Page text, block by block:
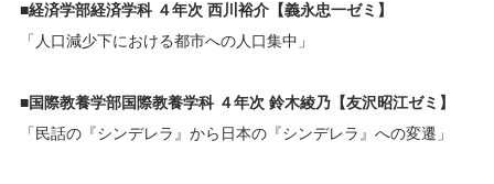
■経済学部経済学科 ４年次 西川裕介【義永忠一ゼミ】
「人口減少下における都市への人口集中」
■国際教養学部国際教養学科 ４年次 鈴木綾乃【友沢昭江ゼミ】
「民話の『シンデレラ』から日本の『シンデレラ』への変遷」